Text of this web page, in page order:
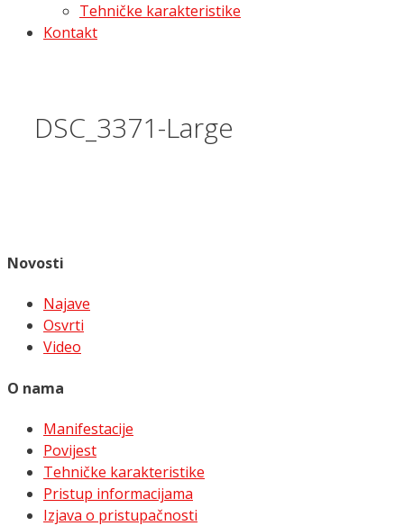
Tehničke karakteristike
Kontakt
DSC_3371-Large
Novosti
Najave
Osvrti
Video
O nama
Manifestacije
Povijest
Tehničke karakteristike
Pristup informacijama
Izjava o pristupačnosti